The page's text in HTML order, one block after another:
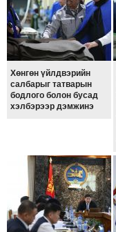
ТАЙМ"ЫН
ЭРГЭН
ТОЙРОНД
ГРАНАТ
ДЭЛБЭРСЭН
ОСЛЫН
ЭРГЭН
ТОДОТГОЛЫН
ЭРГЭН
ТОЙРОНД
ЕРӨНХИЙЛӨГЧИЙН
Хөнгөн үйлдвэрийн
салбарыг татварын
бодлого болон бусад
хэлбэрээр дэмжинэ